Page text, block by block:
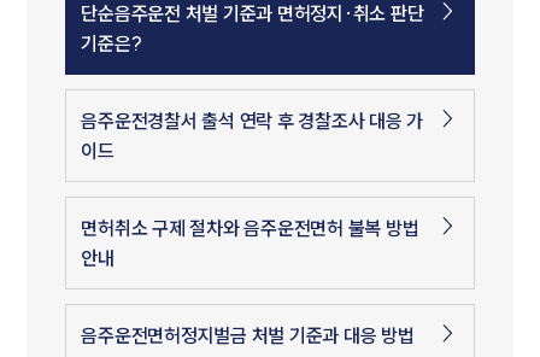
단순음주운전 처벌 기준과 면허정지·취소 판단
기준은?
음주운전경찰서 출석 연락 후 경찰조사 대응 가
이드
면허취소 구제 절차와 음주운전면허 불복 방법
안내
음주운전면허정지벌금 처벌 기준과 대응 방법